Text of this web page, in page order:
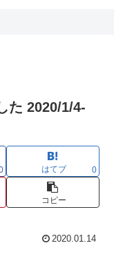
た 2020/1/4-
はてブ 0
コピー
2020.01.14